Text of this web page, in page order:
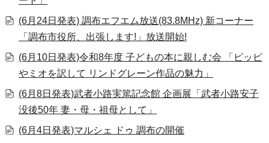
(6月24日発表) 調布エフエム放送(83.8MHz) 新コーナー
「調布市役所、出張します!」放送開始!
(6月10日発表)令和8年度 子どもの本に親しむ会 「ピッピ
やミオを訳して リンドグレーン作品の魅力」
(6月8日発表)武者小路実篤記念館 企画展「武者小路安子
没後50年 妻・母・祖母として」
(6月4日発表)マルシェ ドゥ 調布の開催